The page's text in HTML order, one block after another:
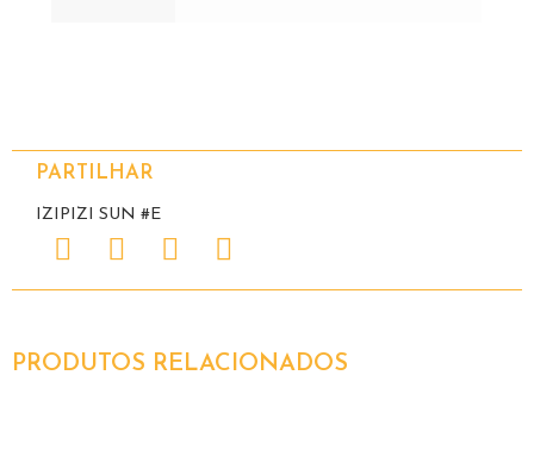
PARTILHAR
IZIPIZI SUN #E
PRODUTOS RELACIONADOS